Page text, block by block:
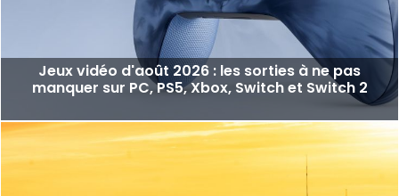
Jeux vidéo d'août 2026 : les sorties à ne pas
manquer sur PC, PS5, Xbox, Switch et Switch 2